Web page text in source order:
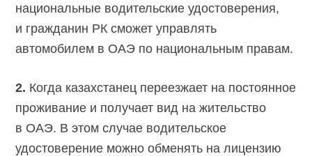
национальные водительские удостоверения,
и гражданин РК сможет управлять
автомобилем в ОАЭ по национальным правам.
2. Когда казахстанец переезжает на постоянное
проживание и получает вид на жительство
в ОАЭ. В этом случае водительское
удостоверение можно обменять на лицензию